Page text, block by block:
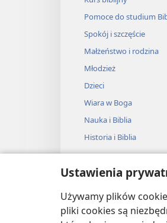
Ustawienia
Używamy plików
pliki cookies są
Pomoce do studium
Spokój i szczęście
Małżeństwo i rodzina
Młodzież
Dzieci
Wiara w Boga
Nauka i Biblia
Historia i Biblia